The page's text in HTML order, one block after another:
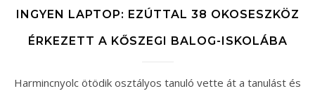
INGYEN LAPTOP: EZÚTTAL 38 OKOSESZKÖZ
ÉRKEZETT A KŐSZEGI BALOG-ISKOLÁBA
Harmincnyolc ötödik osztályos tanuló vette át a tanulást és